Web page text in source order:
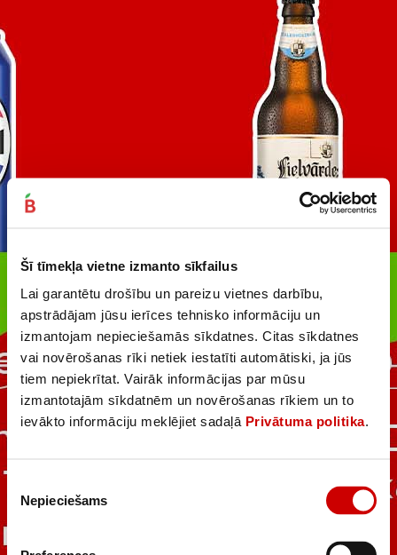
Šī tīmekļa vietne izmanto sīkfailus
Lai garantētu drošību un pareizu vietnes darbību,
apstrādājam jūsu ierīces tehnisko informāciju un
izmantojam nepieciešamās sīkdatnes. Citas sīkdatnes
vai novērošanas rīki netiek iestatīti automātiski, ja jūs
tiem nepiekrītat. Vairāk informācijas par mūsu
izmantotajām sīkdatnēm un novērošanas rīkiem un to
ievākto informāciju meklējiet sadaļā Privātuma politika.
izvēle
Nepieciešams